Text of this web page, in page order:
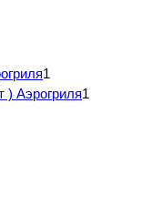
1
) Аэрогриля1